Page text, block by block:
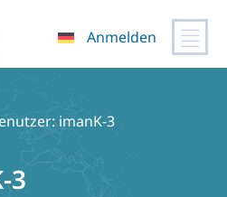
Anmelden
imanK-3
3